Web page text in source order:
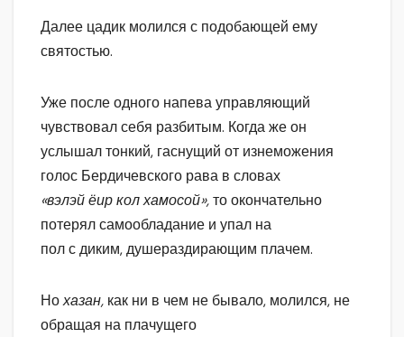
Далее цадик молился с подобающей ему
святостью.
Уже после одного напева управляющий
чувствовал себя разбитым. Когда же он
услышал тонкий, гаснущий от изнеможения
голос Бердичевского рава в словах
«вэлэй ёир кол хамосой»,то окончательно
потерял самообладание и упал на
пол с диким, душераздирающим плачем.
Нохазан, как ни в чем не бывало, молился, не
обращая на плачущего